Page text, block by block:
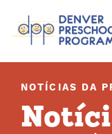
NOTÍCIAS DA